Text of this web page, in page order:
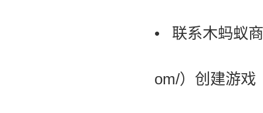
• 联系木蚂蚁
om/）创建游戏